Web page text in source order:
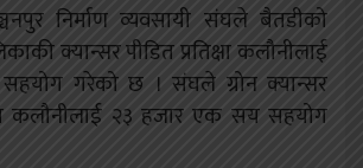
निर्माण व्यवसायी संघले बैतडीको
क्यान्सर पीडित प्रतिक्षा कलौनीलाई
गरेको छ । संघले ग्रोन क्यान्सर
कलौनीलाई २३ हजार एक सय सहयोग